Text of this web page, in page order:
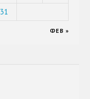
31
ФЕВ »